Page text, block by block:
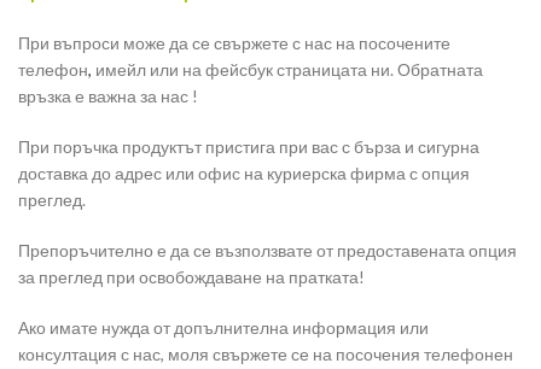
При въпроси може да се свържете с нас на посочените
телефон, имейл или на фейсбук страницата ни. Обратната
връзка е важна за нас !
При поръчка продуктът пристига при вас с бърза и сигурна
доставка до адрес или офис на куриерска фирма с опция
преглед.
Препоръчително е да се възползвате от предоставената опция
за преглед при освобождаване на пратката!
Ако имате нужда от допълнителна информация или
консултация с нас, моля свържете се на посочения телефонен